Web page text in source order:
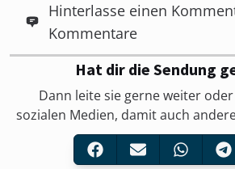
Hinterlasse einen
Kommentare
Hat dir die Sendung
Dann leite sie gerne weiter
sozialen Medien, damit auch